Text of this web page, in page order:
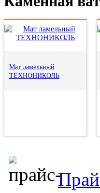
Мат ламельный
ТЕХНОНИКОЛЬ